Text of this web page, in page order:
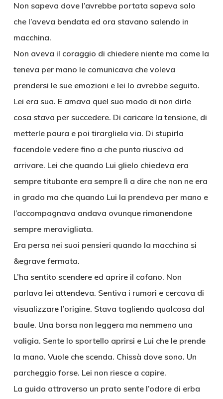
Non sapeva dove l’avrebbe portata sapeva solo
che l’aveva bendata ed ora stavano salendo in
macchina.
Non aveva il coraggio di chiedere niente ma come la
teneva per mano le comunicava che voleva
prendersi le sue emozioni e lei lo avrebbe seguito.
Lei era sua. E amava quel suo modo di non dirle
cosa stava per succedere. Di caricare la tensione, di
metterle paura e poi tirargliela via. Di stupirla
facendole vedere fino a che punto riusciva ad
arrivare. Lei che quando Lui glielo chiedeva era
sempre titubante era sempre lì a dire che non ne era
in grado ma che quando Lui la prendeva per mano e
l’accompagnava andava ovunque rimanendone
sempre meravigliata.
Era persa nei suoi pensieri quando la macchina si
&egrave fermata.
L’ha sentito scendere ed aprire il cofano. Non
parlava lei attendeva. Sentiva i rumori e cercava di
visualizzare l’origine. Stava togliendo qualcosa dal
baule. Una borsa non leggera ma nemmeno una
valigia. Sente lo sportello aprirsi e Lui che le prende
la mano. Vuole che scenda. Chissà dove sono. Un
parcheggio forse. Lei non riesce a capire.
La guida attraverso un prato sente l’odore di erba